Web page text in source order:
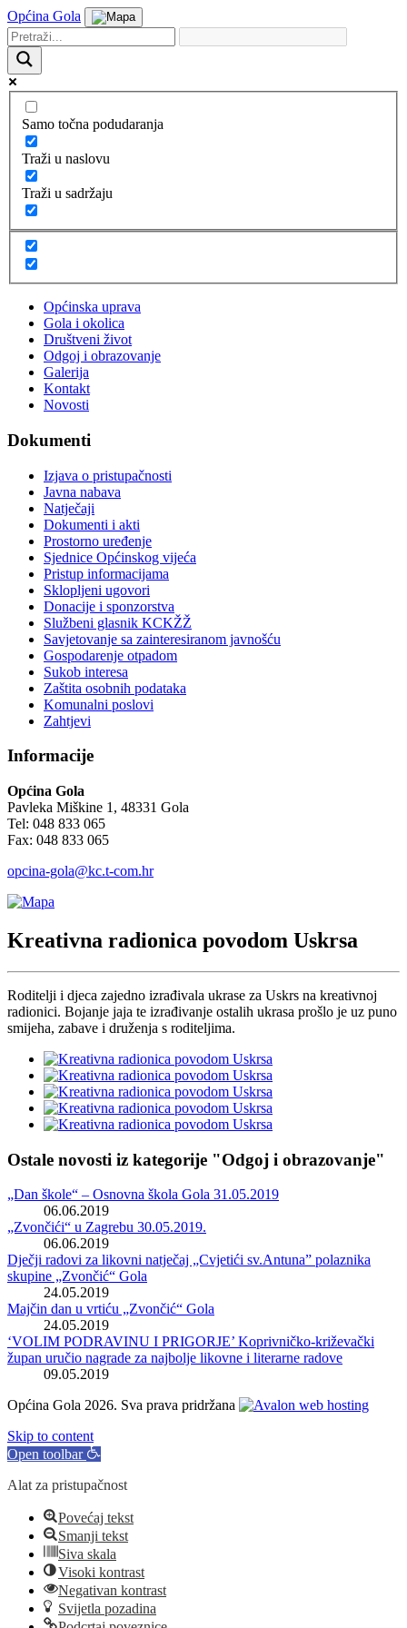
Općina Gola
Samo točna podudaranja
Traži u naslovu
Traži u sadržaju
Općinska uprava
Gola i okolica
Društveni život
Odgoj i obrazovanje
Galerija
Kontakt
Novosti
Dokumenti
Izjava o pristupačnosti
Javna nabava
Natječaji
Dokumenti i akti
Prostorno uređenje
Sjednice Općinskog vijeća
Pristup informacijama
Sklopljeni ugovori
Donacije i sponzorstva
Službeni glasnik KCKŽŽ
Savjetovanje sa zainteresiranom javnošću
Gospodarenje otpadom
Sukob interesa
Zaštita osobnih podataka
Komunalni poslovi
Zahtjevi
Informacije
Općina Gola
Pavleka Miškine 1, 48331 Gola
Tel: 048 833 065
Fax: 048 833 065
opcina-gola@kc.t-com.hr
Kreativna radionica povodom Uskrsa
Roditelji i djeca zajedno izrađivala ukrase za Uskrs na kreativnoj
radionici. Bojanje jaja te izrađivanje ostalih ukrasa prošlo je uz puno
smijeha, zabave i druženja s roditeljima.
Ostale novosti iz kategorije "Odgoj i obrazovanje"
„Dan škole“ – Osnovna škola Gola 31.05.2019
06.06.2019
„Zvončići“ u Zagrebu 30.05.2019.
06.06.2019
Dječji radovi za likovni natječaj „Cvjetići sv.Antuna” polaznika
skupine „Zvončić“ Gola
24.05.2019
Majčin dan u vrtiću „Zvončić“ Gola
24.05.2019
‘VOLIM PODRAVINU I PRIGORJE’ Koprivničko-križevački
župan uručio nagrade za najbolje likovne i literarne radove
09.05.2019
Općina Gola 2026. Sva prava pridržana
Skip to content
Open toolbar
Alat za pristupačnost
Povećaj tekst
Smanji tekst
Siva skala
Visoki kontrast
Negativan kontrast
Svijetla pozadina